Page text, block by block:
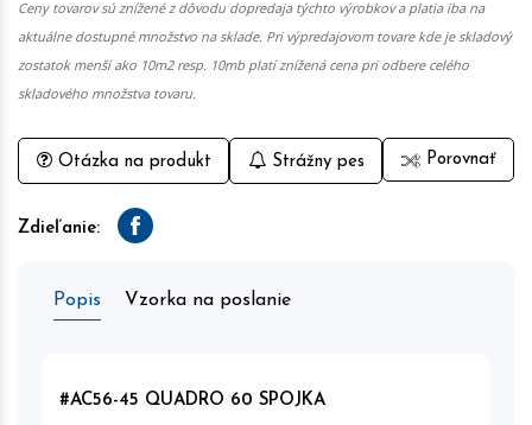
Ceny tovarov sú znížené z dôvodu dopredaja týchto výrobkov a platia iba na
aktuálne dostupné množstvo na sklade. Pri výpredajovom tovare kde je skladový
zostatok menší ako 10m2 resp. 10mb platí znížená cena pri odbere celého
skladového množstva tovaru.
Otázka na produkt Strážny pes Porovnať
Zdieľanie: Facebook
Popis Vzorka na poslanie
#AC56-45 QUADRO 60 SPOJKA